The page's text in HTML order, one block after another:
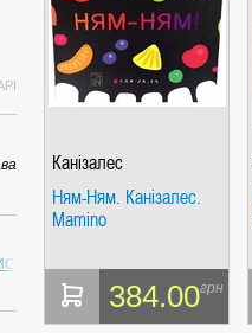
ІЗ ГУАНСІ. ГІПЕРІОН
Канізалес
Ням-Ням. Канізалес.
Mamino
384.00грн